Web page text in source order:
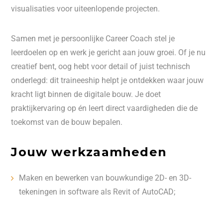
visualisaties voor uiteenlopende projecten.
Samen met je persoonlijke Career Coach stel je
leerdoelen op en werk je gericht aan jouw groei. Of je nu
creatief bent, oog hebt voor detail of juist technisch
onderlegd: dit traineeship helpt je ontdekken waar jouw
kracht ligt binnen de digitale bouw. Je doet
praktijkervaring op én leert direct vaardigheden die de
toekomst van de bouw bepalen.
Jouw werkzaamheden
Maken en bewerken van bouwkundige 2D- en 3D-
tekeningen in software als Revit of AutoCAD;